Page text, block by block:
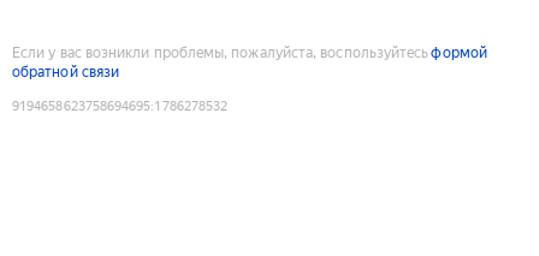
Если у вас возникли проблемы, пожалуйста, воспользуйтесьформой
обратной связи
9194658623758694695:1786278532